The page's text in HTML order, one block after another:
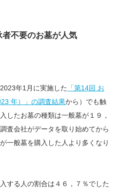
不要のお墓が人気
2023年1月に実施した
「第14回 お
年）」の調査結果から）でも触
したお墓の種類は一般墓が１９，
査会社がデータを取り始めてから
一般墓を購入した人より多くなり
する人の割合は４６，７％でした